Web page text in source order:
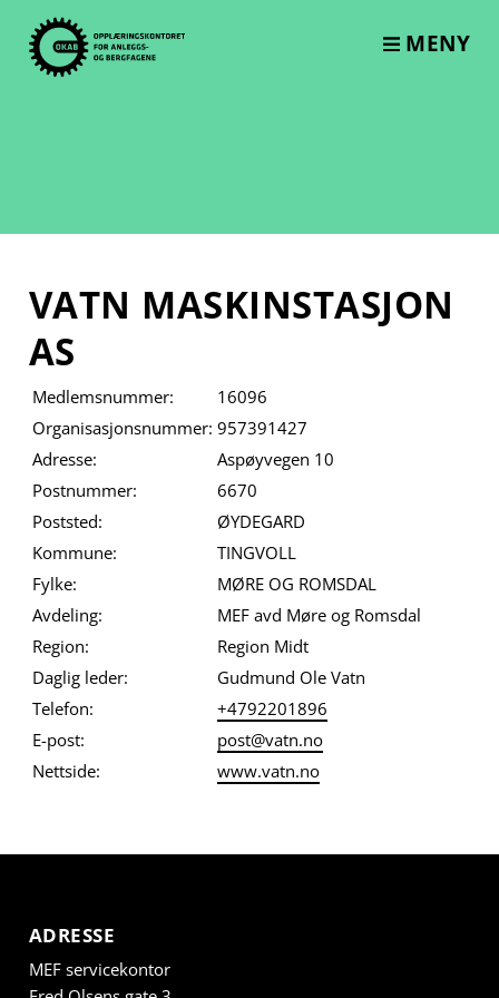
content
MENY
VATN MASKINSTASJON
AS
Medlemsnummer:
16096
Organisasjonsnummer: 957391427
Adresse:
Aspøyvegen 10
Postnummer:
6670
Poststed:
ØYDEGARD
Kommune:
TINGVOLL
Fylke:
MØRE OG ROMSDAL
Avdeling:
MEF avd Møre og Romsdal
Region:
Region Midt
Daglig leder:
Gudmund Ole Vatn
Telefon:
+4792201896
E-post:
post@vatn.no
Nettside:
www.vatn.no
ADRESSE
MEF servicekontor